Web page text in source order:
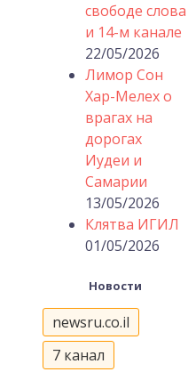
свободе слова
и 14-м канале
22/05/2026
Лимор Сон
Хар-Мелех о
врагах на
дорогах
Иудеи и
Самарии
13/05/2026
Клятва ИГИЛ
01/05/2026
Новости
newsru.co.il
7 канал